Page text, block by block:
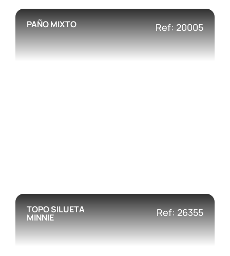
PAÑO MIXTO Ref: 20005
TOPO SILUETA
MINNIE Ref: 26355